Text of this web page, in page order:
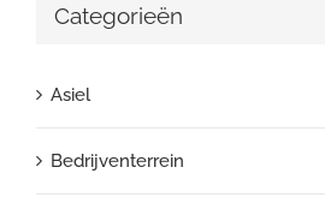
Categorieën
Asiel
Bedrijventerrein